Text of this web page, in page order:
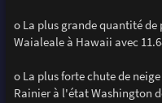
o La plus grande quantité
Waialeale à Hawaii avec
o La plus forte chute de
Rainier à l'état Washington